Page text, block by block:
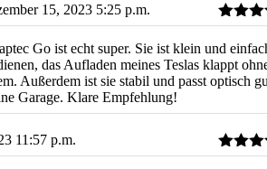
5von
15, 2023 5:25 p.m.
Go ist echt super. Sie ist klein und
das Aufladen meines Teslas klappt
Außerdem ist sie stabil und passt optisch
Garage. Klare Empfehlung!
11:57 p.m.